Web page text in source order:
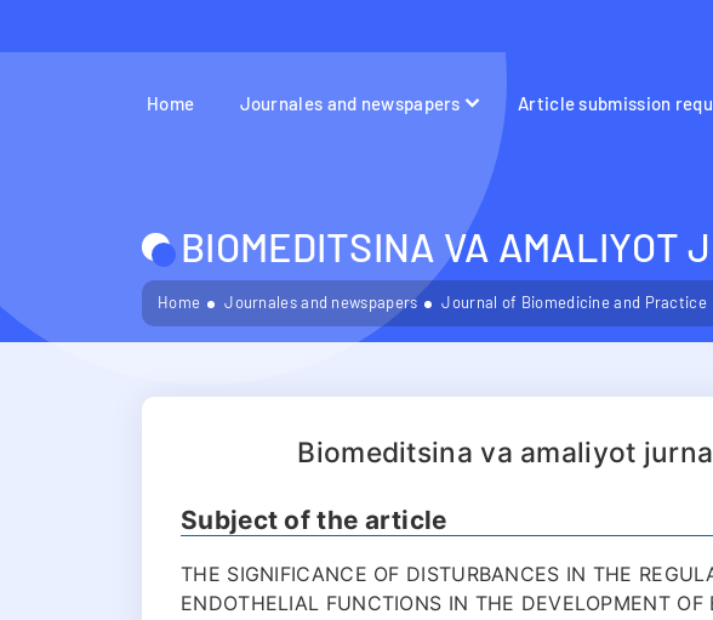
Home Journales and newspapers Article submission
BIOMEDITSINA VA
Home Journales and newspapers Journal of Biomedicine and Practice
Biomeditsina va amaliyot
Subject of the article
THE SIGNIFICANCE OF DISTURBANCES IN THE
ENDOTHELIAL FUNCTIONS IN THE DEVELOPMENT OF